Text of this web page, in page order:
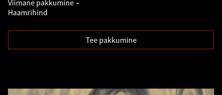
Viimane pakkumine -
Haamrihind
Tee pakkumine